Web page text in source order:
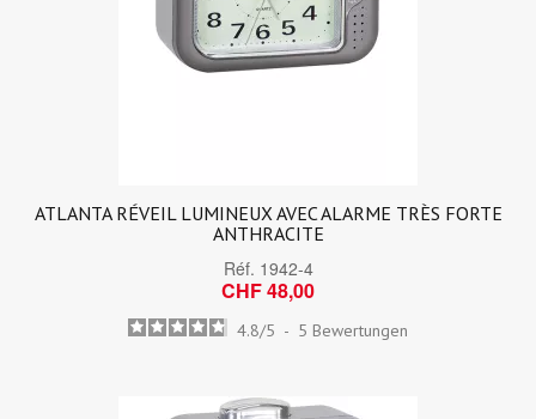
ATLANTA RÉVEIL LUMINEUX AVEC ALARME TRÈS FORTE
ANTHRACITE
Réf. 1942-4
CHF 48,00
4.8/5 - 5 Bewertungen